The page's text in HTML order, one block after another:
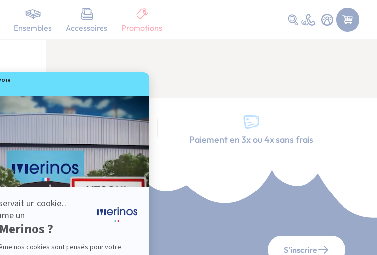
Ensembles Accessoires Promotions
Faire une recherche
Paiement en 3x ou 4x sans frais
Entrez votre adresse email S'inscrire